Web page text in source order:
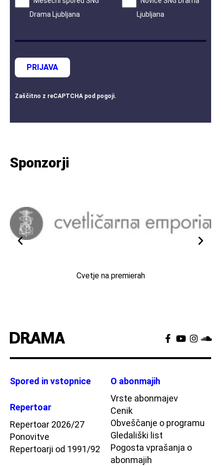
Drama Ljubljana
Ljubljana
PRIJAVA
Zaščitno z reCAPTCHA pod pogoji.
Sponzorji
Cvetje na premierah
Spored in vstopnice
Repertoar
Repertoar 2026/27
Ponovitve
Repertoarji od 1991/92
O abonmajih
Vrste abonmajev
Cenik
Obveščanje o programu
Gledališki list
Pogosta vprašanja o
abonmajih